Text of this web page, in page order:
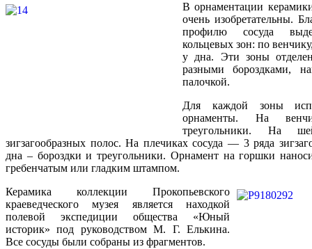
В орнаментации
очень изобретательны.
профилю сосуда
кольцевых зон: по
у дна. Эти зоны
разными бороздками,
палочкой.
Для каждой зоны
орнаменты. На
треугольники. На
зигзагообразных полос. На плечиках сосуда — 3 ряда
дна – бороздки и треугольники. Орнамент на горшки
гребенчатым или гладким штампом.
Керамика коллекции Прокопьевского
краеведческого музея является находкой
полевой экспедиции общества «Юный
историк» под руководством М. Г. Елькина.
Все сосуды были собраны из фрагментов.